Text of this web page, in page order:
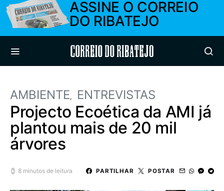
ASSINE O CORREIO
DO RIBATEJO
Correio do Ribatejo
AMBIENTE ENTREVISTAS
Projecto Ecoética da AMI já
plantou mais de 20 mil
árvores
8 minutos de leitura PARTILHAR POSTAR